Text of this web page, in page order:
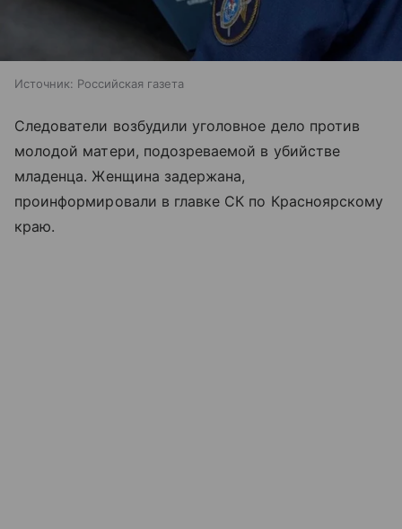
Источник: Российская газета
Следователи возбудили уголовное дело против
молодой матери, подозреваемой в убийстве
младенца. Женщина задержана,
проинформировали в главке СК по Красноярскому
краю.